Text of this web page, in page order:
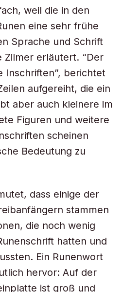
weil die in den
eine sehr frühe
Sprache und Schrift
Zilmer erläutert. “Der
Inschriften”, berichtet
aufgereiht, die ein
aber auch kleinere im
Figuren und weitere
scheinen
Bedeutung zu
dass einige der
stammen
die noch wenig
hatten und
Ein Runenwort
hervor: Auf der
ist groß und